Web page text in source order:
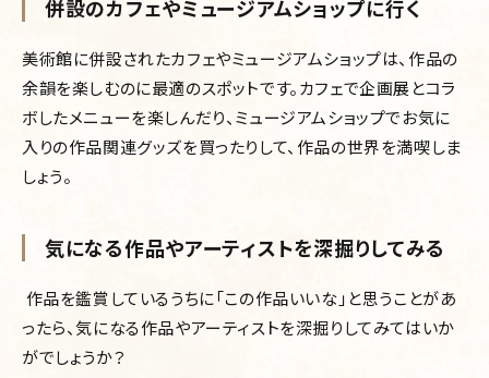
併設のカフェやミュージアムショップに行く
美術館に併設されたカフェやミュージアムショップは、作品の
余韻を楽しむのに最適のスポットです。カフェで企画展とコラ
ボしたメニューを楽しんだり、ミュージアムショップでお気に
入りの作品関連グッズを買ったりして、作品の世界を満喫しま
しょう。
気になる作品やアーティストを深掘りしてみる
作品を鑑賞しているうちに「この作品いいな」と思うことがあ
ったら、気になる作品やアーティストを深掘りしてみてはいか
がでしょうか？